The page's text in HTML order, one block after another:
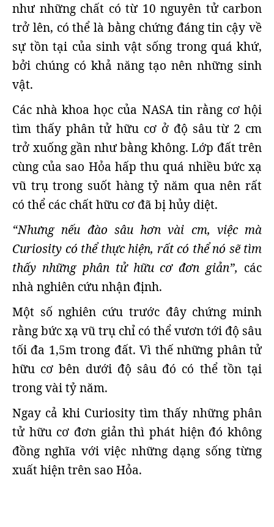
như những chất có từ 10 nguyên tử carbon
trở lên, có thể là bằng chứng đáng tin cậy về
sự tồn tại của sinh vật sống trong quá khứ,
bởi chúng có khả năng tạo nên những sinh
vật.
Các nhà khoa học của NASA tin rằng cơ hội
tìm thấy phân tử hữu cơ ở độ sâu từ 2 cm
trở xuống gần như bằng không. Lớp đất trên
cùng của sao Hỏa hấp thu quá nhiều bức xạ
vũ trụ trong suốt hàng tỷ năm qua nên rất
có thể các chất hữu cơ đã bị hủy diệt.
“Nhưng nếu đào sâu hơn vài cm, việc mà
Curiosity có thể thực hiện, rất có thể nó sẽ tìm
thấy những phân tử hữu cơ đơn giản”, các
nhà nghiên cứu nhận định.
Một số nghiên cứu trước đây chứng minh
rằng bức xạ vũ trụ chỉ có thể vươn tới độ sâu
tối đa 1,5m trong đất. Vì thế những phân tử
hữu cơ bên dưới độ sâu đó có thể tồn tại
trong vài tỷ năm.
Ngay cả khi Curiosity tìm thấy những phân
tử hữu cơ đơn giản thì phát hiện đó không
đồng nghĩa với việc những dạng sống từng
xuất hiện trên sao Hỏa.